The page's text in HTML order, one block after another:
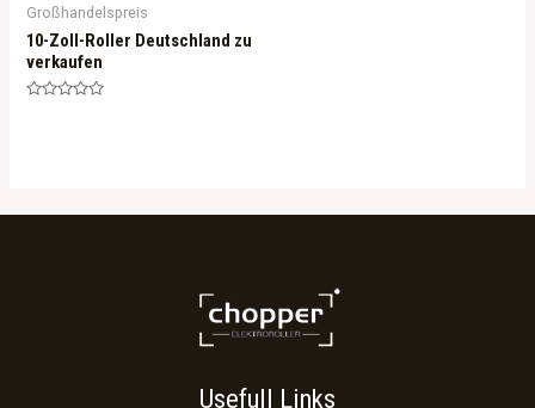
Großhandelspreis
10-Zoll-Roller Deutschland zu
verkaufen
Usefull Links